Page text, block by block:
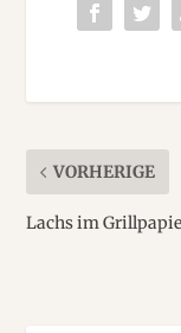
VORHERIGE
Lachs im